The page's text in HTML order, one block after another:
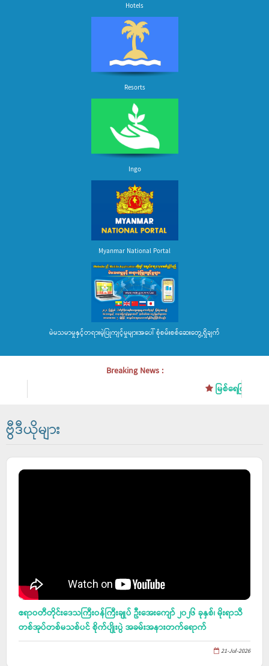
Hotels
Resorts
Ingo
Myanmar National Portal
မဲမသမာမှုနှင့်တရားမဲ့ပြုကျင့်မှုများအပေါ် စုံစမ်းစစ်ဆေးတွေ့ရှိချက်
Breaking News :
မြစ်ရေကြီးမှုအန္တ
ဗွီဒီယိုများ
ဧရာဝတီတိုင်းဒေသကြီးဝန်ကြီးချုပ် ဦးအေးကျော် ၂၀၂၆ ခုနှစ်၊ မိုးရာသီ
တစ်အုပ်တစ်မသစ်ပင် စိုက်ပျိုးပွဲ အခမ်းအနားတက်ရောက်
21-Jul-2026